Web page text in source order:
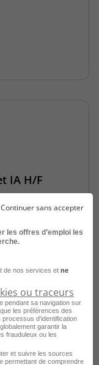
IA H/F
Continuer sans accepter
les offres d’emploi les
de nos services et ne
ou traceurs
pendant sa navigation sur
les préférences des
d'identification
garantir la
frauduleux ou les
et suivre les sources
permettant de comprendre